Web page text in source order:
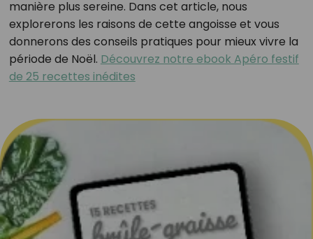
manière plus sereine. Dans cet article, nous
explorerons les raisons de cette angoisse et vous
donnerons des conseils pratiques pour mieux vivre la
période de Noël. Découvrez notre ebook Apéro festif
de 25 recettes inédites